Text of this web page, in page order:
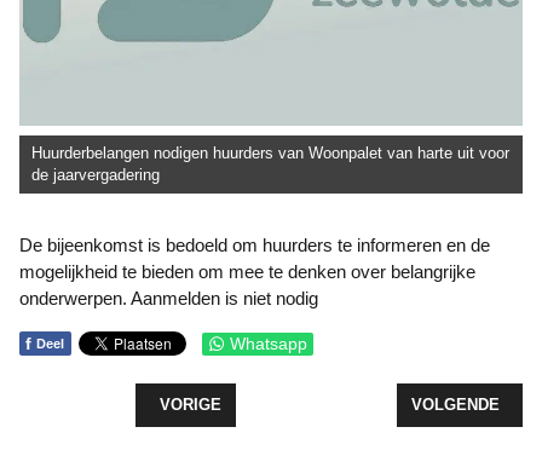
Huurderbelangen nodigen huurders van Woonpalet van harte uit voor
de jaarvergadering
De bijeenkomst is bedoeld om huurders te informeren en de
mogelijkheid te bieden om mee te denken over belangrijke
onderwerpen. Aanmelden is niet nodig
f Deel Whatsapp
VORIG ARTIKEL: SOCIAAL-EMOTIONELE
VORIGE VOLGENDE
VOLGENDE